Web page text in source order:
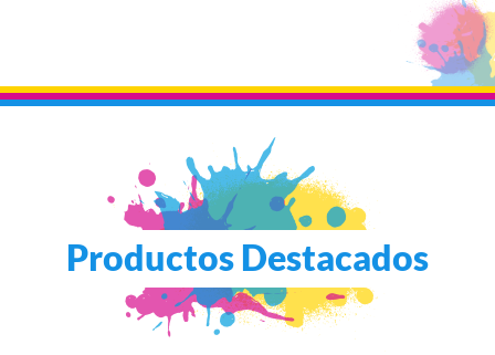
Productos Destacados